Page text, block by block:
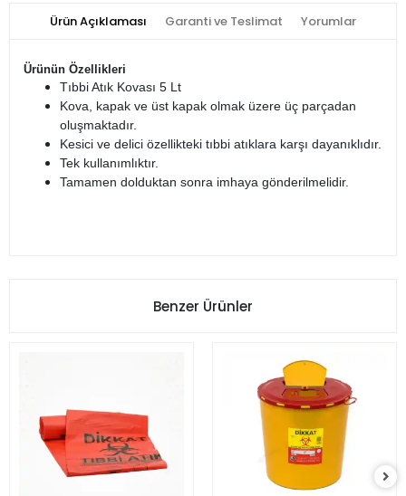
Ürün Açıklaması Garanti ve Teslimat Yorumlar
Ürünün Özellikleri
Tıbbi Atık Kovası 5 Lt
Kova, kapak ve üst kapak olmak üzere üç parçadan
oluşmaktadır.
Kesici ve delici özellikteki tıbbi atıklara karşı dayanıklıdır.
Tek kullanımlıktır.
Tamamen dolduktan sonra imhaya gönderilmelidir.
Benzer Ürünler